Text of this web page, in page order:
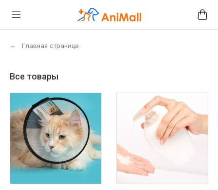
← Главная страница
Все товары